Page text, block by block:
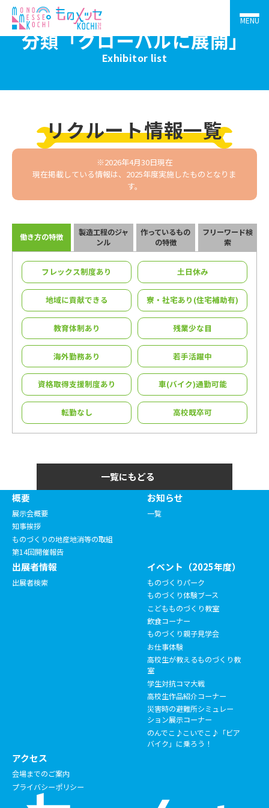
MENU
分類「グローバルに展開」
Exhibitor list
リクルート情報一覧
※2026年4月30日現在
現在掲載している情報は、2025年度実施したものとなりま
す。
働き方の特徴
製造工程のジャ
ンル
作っているもの
の特徴
フリーワード検
索
フレックス制度あり ⼟⽇休み
地域に貢献できる 寮・社宅あり(住宅補助有)
教育体制あり 残業少な目
海外勤務あり 若⼿活躍中
資格取得支援制度あり 車(バイク)通勤可能
転勤なし 高校既卒可
一覧にもどる
概要
展示会概要
知事挨拶
ものづくりの地産地消等の取組
第14回開催報告
お知らせ
一覧
出展者情報
出展者検索
イベント（2025年度）
ものづくりパーク
ものづくり体験ブース
こどもものづくり教室
飲食コーナー
ものづくり親子見学会
お仕事体験
高校生が教えるものづくり教
室
学生対抗コマ大戦
高校生作品紹介コーナー
災害時の避難所シミュレー
ション展示コーナー
のんでこ♪こいでこ♪「ビア
バイク」に乗ろう！
アクセス
会場までのご案内
プライバシーポリシー